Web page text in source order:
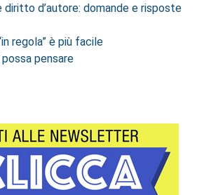
diritto d’autore: domande e risposte
regola” è più facile
pensare